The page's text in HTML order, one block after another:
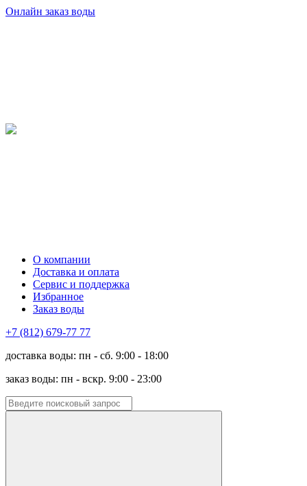
Онлайн заказ воды
О компании
Доставка и оплата
Сервис и поддержка
Избранное
Заказ воды
+7 (812) 679-77 77
доставка воды: пн - сб. 9:00 - 18:00
заказ воды: пн - вскр. 9:00 - 23:00